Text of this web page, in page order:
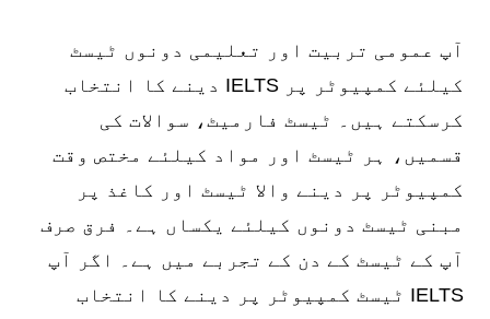
آپ عمومی تربیت اور تعلیمی دونوں ٹیسٹ
کیلئے کمپیوٹر پر IELTS دینے کا انتخاب
کرسکتے ہیں۔ ٹیسٹ فارمیٹ، سوالات کی
قسمیں، ہر ٹیسٹ اور مواد کیلئے مختص وقت
کمپیوٹر پر دینے والا ٹیسٹ اور کاغذ پر
مبنی ٹیسٹ دونوں کیلئے یکساں ہے۔ فرق صرف
آپ کے ٹیسٹ کے دن کے تجربے میں ہے۔ اگر آپ
IELTS ٹیسٹ کمپیوٹر پر دینے کا انتخاب